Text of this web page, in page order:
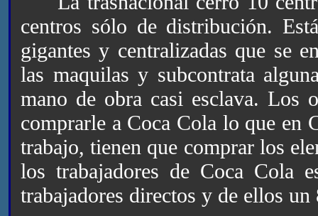
centros sólo de distribución.
gigantes y centralizadas que se
las maquilas y subcontrata
mano de obra casi esclava. Los
comprarle a Coca Cola lo que en
trabajo, tienen que comprar los
los trabajadores de Coca Cola
trabajadores directos y de ellos